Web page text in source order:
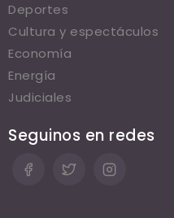
Deportes
Cultura y espectáculos
Economía
Energía
Judiciales
Seguinos en redes